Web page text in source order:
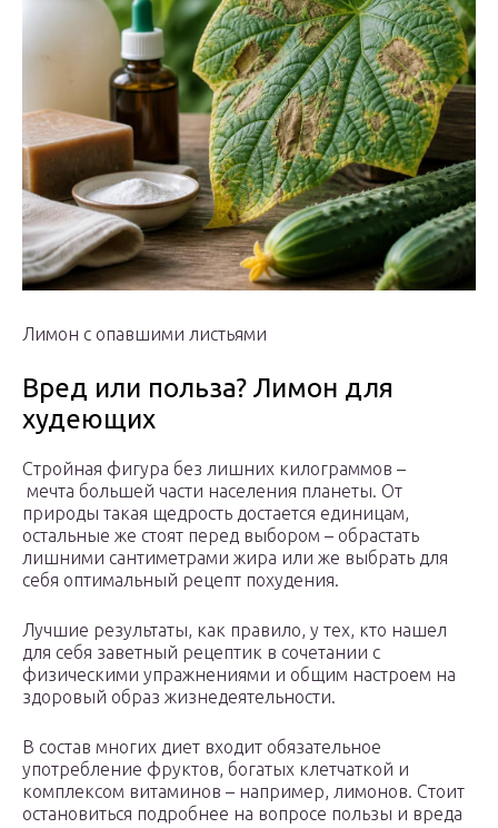
Лимон с опавшими листьями
Вред или польза? Лимон для
худеющих
Стройная фигура без лишних килограммов –
мечта большей части населения планеты. От
природы такая щедрость достается единицам,
остальные же стоят перед выбором – обрастать
лишними сантиметрами жира или же выбрать для
себя оптимальный рецепт похудения.
Лучшие результаты, как правило, у тех, кто нашел
для себя заветный рецептик в сочетании с
физическими упражнениями и общим настроем на
здоровый образ жизнедеятельности.
В состав многих диет входит обязательное
употребление фруктов, богатых клетчаткой и
комплексом витаминов – например, лимонов. Стоит
остановиться подробнее на вопросе пользы и вреда